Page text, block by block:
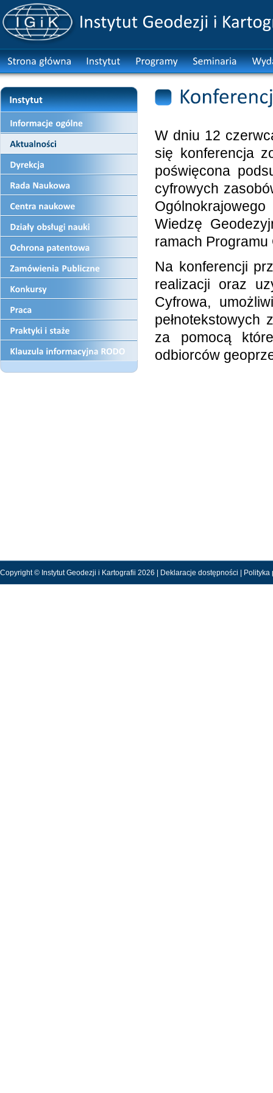
W dniu 12
się konferencja
poświęcona
cyfrowych
Wiedzę
ramach
Na konferencji
realizacji oraz
Cyfrowa,
pełnotekstowych
za pomocą
odbiorców
Copyright © Instytut Geodezji i Kartografii 2026 | Deklaracje dostępności Polityka